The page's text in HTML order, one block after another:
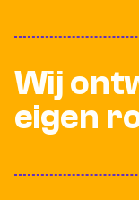
Wij
eigen